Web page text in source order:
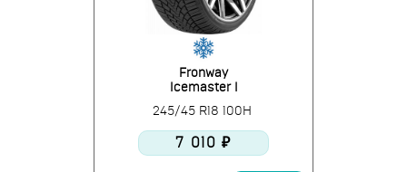
Fronway
Icemaster I
245/45 R18 100H
7 010 ₽